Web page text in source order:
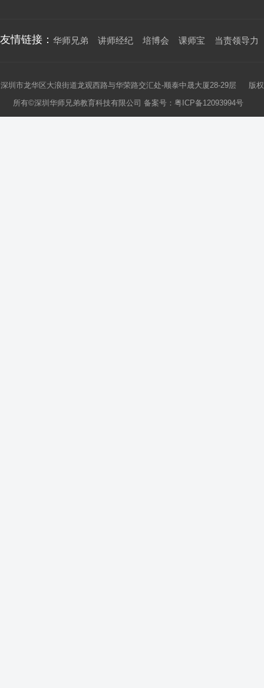
友情链接： 华师兄弟 讲师经纪 培博会 课师宝 当责领导力
深圳市龙华区大浪街道龙观西路与华荣路交汇处-顺泰中晟大厦28-29层 版权
所有©深圳华师兄弟教育科技有限公司 备案号： 粤ICP备12093994号